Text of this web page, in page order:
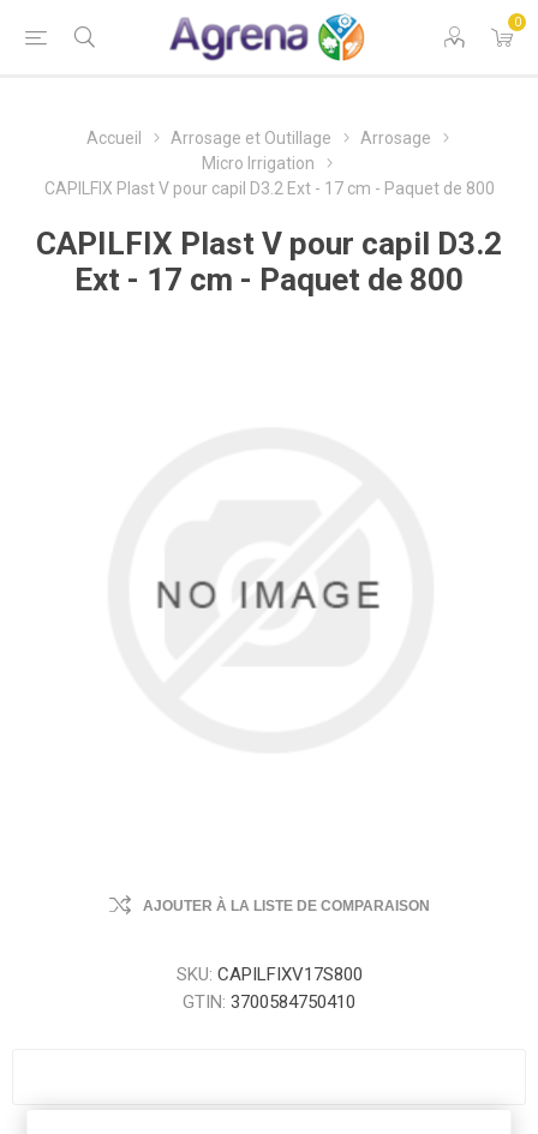
0
Accueil Arrosage et Outillage
Arrosage
Micro Irrigation
CAPILFIX Plast V pour capil D3.2 Ext - 17 cm - Paquet de 800
CAPILFIX Plast V pour capil D3.2
Ext - 17 cm - Paquet de 800
AJOUTER À LA LISTE DE COMPARAISON
SKU: CAPILFIXV17S800
GTIN: 3700584750410